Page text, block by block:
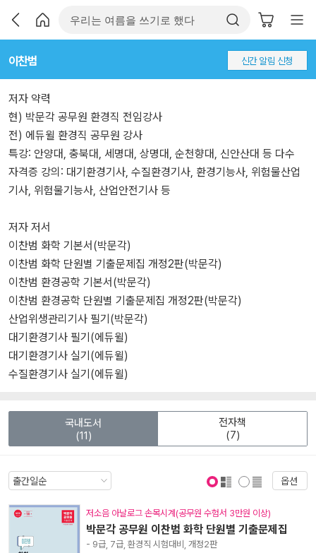
이찬범 신간 알림 신청
저자 약력
현) 박문각 공무원 환경직 전임강사
전) 에듀윌 환경직 공무원 강사
특강: 안양대, 충북대, 세명대, 상명대, 순천향대, 신안산대 등 다수
자격증 강의: 대기환경기사, 수질환경기사, 환경기능사, 위험물산업
기사, 위험물기능사, 산업안전기사 등
저자 저서
이찬범 화학 기본서(박문각)
이찬범 화학 단원별 기출문제집 개정2판(박문각)
이찬범 환경공학 기본서(박문각)
이찬범 환경공학 단원별 기출문제집 개정2판(박문각)
산업위생관리기사 필기(박문각)
대기환경기사 필기(에듀윌)
대기환경기사 실기(에듀윌)
수질환경기사 실기(에듀윌)
국내도서
(11)
전자책
(7)
옵션
저소음 아날로그 손목시계(공무원 수험서 3만원 이상)
박문각 공무원 이찬범 화학 단원별 기출문제집
- 9급, 7급, 환경직 시험대비, 개정2판